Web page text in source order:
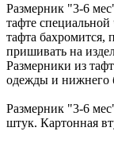
Размерник "3-6
тафте
тафта бахромится,
пришивать на
Размерники из
одежды и нижнего
Размерник "3-6
штук. Картонная